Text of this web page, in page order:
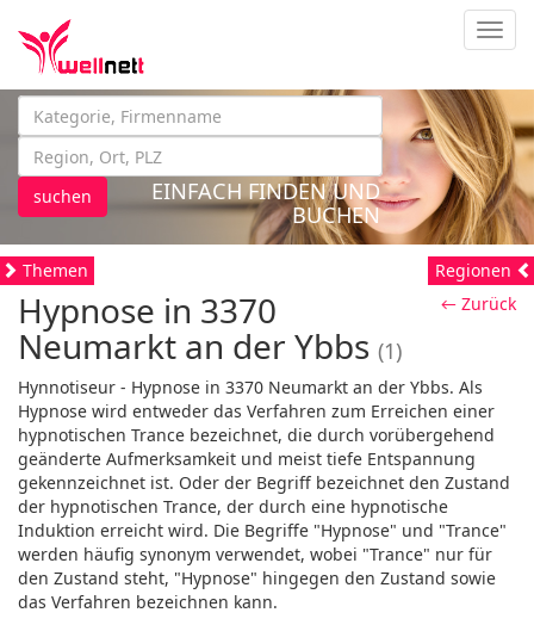
suchen
EINFACH FINDEN UND
BUCHEN
Themen
← Zurück
Hypnose in 3370
Neumarkt an der Ybbs (1)
Hynnotiseur - Hypnose in 3370 Neumarkt an der Ybbs. Als
Hypnose wird entweder das Verfahren zum Erreichen einer
hypnotischen Trance bezeichnet, die durch vorübergehend
geänderte Aufmerksamkeit und meist tiefe Entspannung
gekennzeichnet ist. Oder der Begriff bezeichnet den Zustand
der hypnotischen Trance, der durch eine hypnotische
Induktion erreicht wird. Die Begriffe "Hypnose" und "Trance"
werden häufig synonym verwendet, wobei "Trance" nur für
den Zustand steht, "Hypnose" hingegen den Zustand sowie
das Verfahren bezeichnen kann.
Regionen